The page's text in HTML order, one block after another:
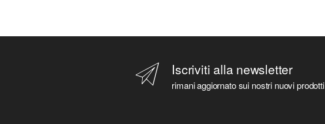
Iscriviti alla newsletter
rimani aggiornato sui nostri nuovi prodotti